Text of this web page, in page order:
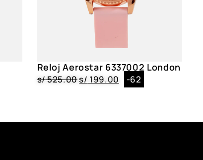
6129002, 6129003, 6126005, 6123005
Reloj Aerostar 6337002 London
s/525.00s/ 199.00 -62